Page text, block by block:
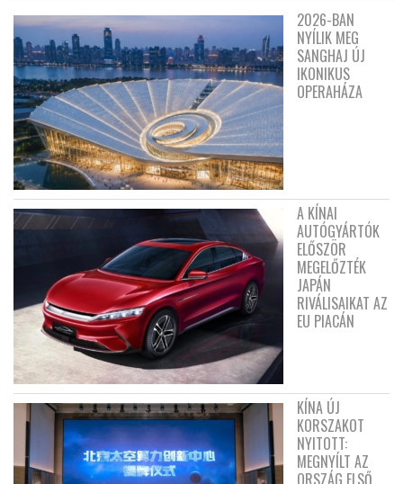
2026-BAN
NYÍLIK MEG
SANGHAJ ÚJ
IKONIKUS
OPERAHÁZA
A KÍNAI
AUTÓGYÁRTÓK
ELŐSZÖR
MEGELŐZTÉK
JAPÁN
RIVÁLISAIKAT AZ
EU PIACÁN
KÍNA ÚJ
KORSZAKOT
NYITOTT:
MEGNYÍLT AZ